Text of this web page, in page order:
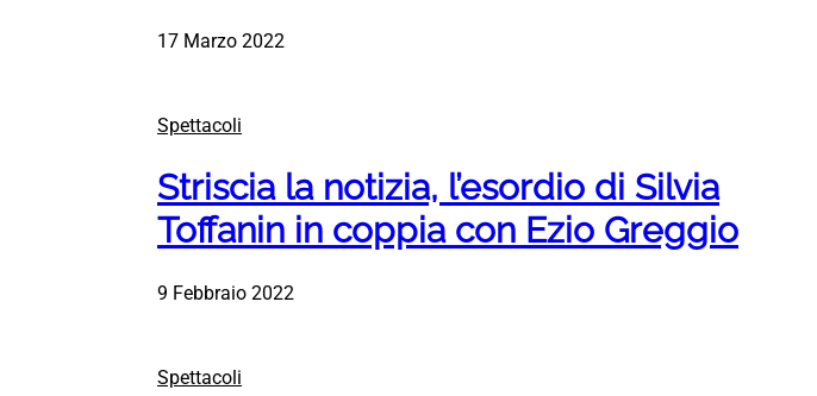
17 Marzo 2022
Spettacoli
Striscia la notizia, l’esordio di Silvia
Toffanin in coppia con Ezio Greggio
9 Febbraio 2022
Spettacoli